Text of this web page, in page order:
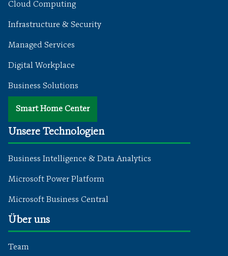
Cloud Computing
Infrastructure & Security
Managed Services
Digital Workplace
Business Solutions
Smart Home Center
Unsere Technologien
Business Intelligence & Data Analytics
Microsoft Power Platform
Microsoft Business Central
Über uns
Team